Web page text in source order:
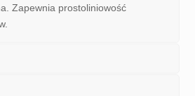
Zapewnia prostoliniowość